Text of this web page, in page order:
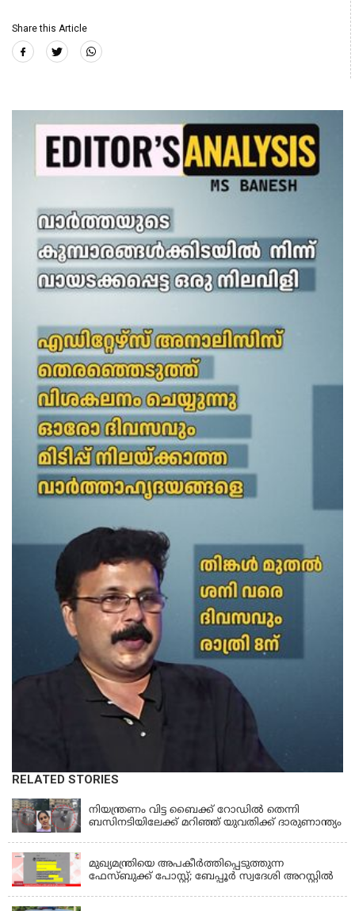
Share this Article
RELATED STORIES
KERALA
നിയന്ത്രണം വിട്ട ബൈക്ക് റോഡിൽ തെന്നി
ബസിനടിയിലേക്ക് മറിഞ്ഞ് യുവതിക്ക് ദാരുണാന്ത്യം
മുഖ്യമന്ത്രിയെ അപകീർത്തിപ്പെടുത്തുന്ന
ഫേസ്‌ബുക്ക് പോസ്റ്റ്; ബേപ്പൂർ സ്വദേശി അറസ്റ്റിൽ